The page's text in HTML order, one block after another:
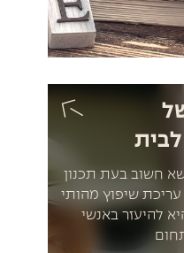
לבית
חשוב בעת תכנון
שיפוץ מהותי
להיעזר באנשי